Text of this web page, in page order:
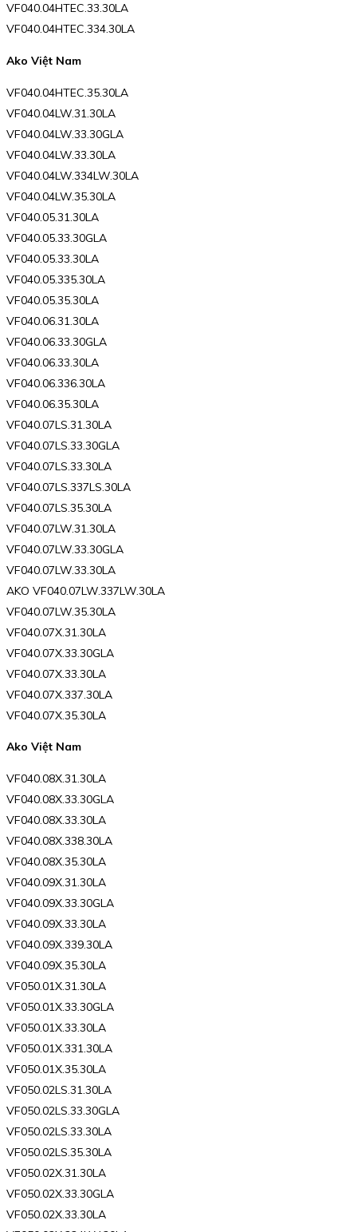
VF040.04HTEC.33.30LA
VF040.04HTEC.334.30LA
Ako Việt Nam
VF040.04HTEC.35.30LA
VF040.04LW.31.30LA
VF040.04LW.33.30GLA
VF040.04LW.33.30LA
VF040.04LW.334LW.30LA
VF040.04LW.35.30LA
VF040.05.31.30LA
VF040.05.33.30GLA
VF040.05.33.30LA
VF040.05.335.30LA
VF040.05.35.30LA
VF040.06.31.30LA
VF040.06.33.30GLA
VF040.06.33.30LA
VF040.06.336.30LA
VF040.06.35.30LA
VF040.07LS.31.30LA
VF040.07LS.33.30GLA
VF040.07LS.33.30LA
VF040.07LS.337LS.30LA
VF040.07LS.35.30LA
VF040.07LW.31.30LA
VF040.07LW.33.30GLA
VF040.07LW.33.30LA
AKO VF040.07LW.337LW.30LA
VF040.07LW.35.30LA
VF040.07X.31.30LA
VF040.07X.33.30GLA
VF040.07X.33.30LA
VF040.07X.337.30LA
VF040.07X.35.30LA
Ako Việt Nam
VF040.08X.31.30LA
VF040.08X.33.30GLA
VF040.08X.33.30LA
VF040.08X.338.30LA
VF040.08X.35.30LA
VF040.09X.31.30LA
VF040.09X.33.30GLA
VF040.09X.33.30LA
VF040.09X.339.30LA
VF040.09X.35.30LA
VF050.01X.31.30LA
VF050.01X.33.30GLA
VF050.01X.33.30LA
VF050.01X.331.30LA
VF050.01X.35.30LA
VF050.02LS.31.30LA
VF050.02LS.33.30GLA
VF050.02LS.33.30LA
VF050.02LS.35.30LA
VF050.02X.31.30LA
VF050.02X.33.30GLA
VF050.02X.33.30LA